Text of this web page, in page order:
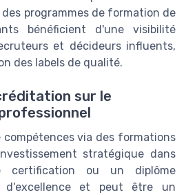
programmes de formation de
bénéficient d'une visibilité
et décideurs influents,
des labels de qualité.
sur le
compétences via des formations
stratégique dans
certification ou un diplôme
d'excellence et peut être un